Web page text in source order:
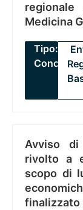
Medicina
Tipo:
Concorsi
Avviso di
rivolto a
scopo di
finalizzato